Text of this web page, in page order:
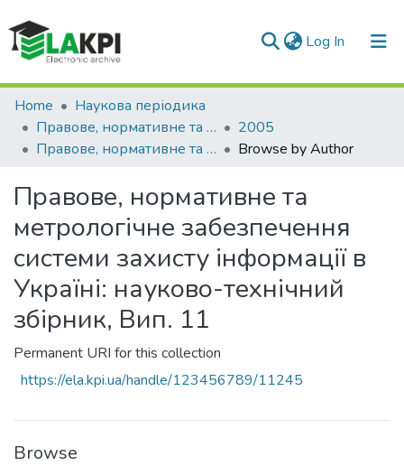
Log In (current)
Communities & Collections
All of DSpace
Home
Наукова періодика
Правове, нормативне та метрологічне забезпечення системи захисту інформації в Україні
2005
Правове, нормативне та метрологічне забезпечення системи захисту інформації в Україні: науково-технічний збірник, Вип. 11
Browse by Author
Правове, нормативне та
метрологічне забезпечення
системи захисту інформації в
Україні: науково-технічний
збірник, Вип. 11
Permanent URI for this collection
https://ela.kpi.ua/handle/123456789/11245
Browse